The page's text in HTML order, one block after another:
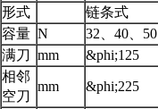
形式 链条式
容量 N 32、40、
满刀 mm &phi;125
相邻
空刀
mm &phi;225